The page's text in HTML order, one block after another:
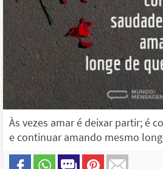
Às vezes amar é deixar partir; é
e continuar amando mesmo